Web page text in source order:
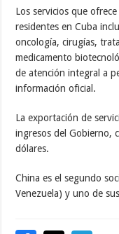
Los servicios que
residentes en Cuba
oncología, cirugías,
medicamento
de atención integral a
información oficial.
La exportación de
ingresos del Gobierno,
dólares.
China es el segundo
Venezuela) y uno de